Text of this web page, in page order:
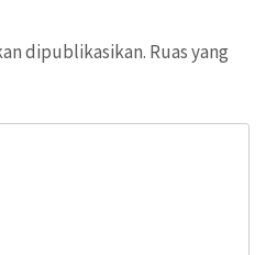
dipublikasikan. Ruas yang